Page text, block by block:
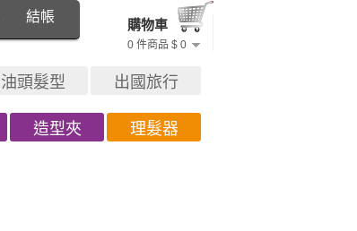
購物車
0 件商品 $ 0
結帳
油頭髮型
出國旅行
造型夾 理髮器